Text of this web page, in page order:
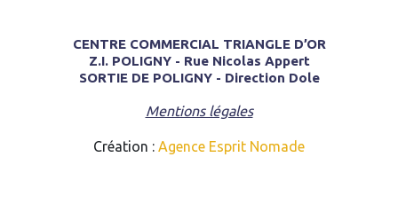
CENTRE COMMERCIAL TRIANGLE D’OR
Z.I. POLIGNY - Rue Nicolas Appert
SORTIE DE POLIGNY - Direction Dole
Mentions légales
Création : Agence Esprit Nomade